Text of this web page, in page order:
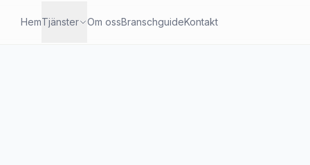
HemTjänster Om ossBranschguideKontakt